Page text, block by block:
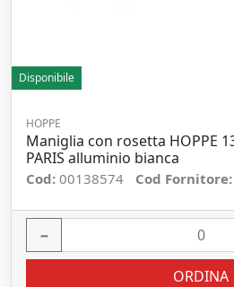
Disponibile
HOPPE
Maniglia con rosetta HOPPE
PARIS alluminio bianca
Cod: 00138574 Cod Fornitore:
−
ORDINA